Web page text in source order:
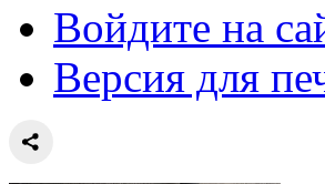
Войдите на
Версия для